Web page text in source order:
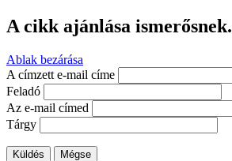
A cikk ajánlása ismerősnek.
Ablak bezárása
A címzett e-mail címe
Feladó
Az e-mail címed
Tárgy
Küldés Mégse